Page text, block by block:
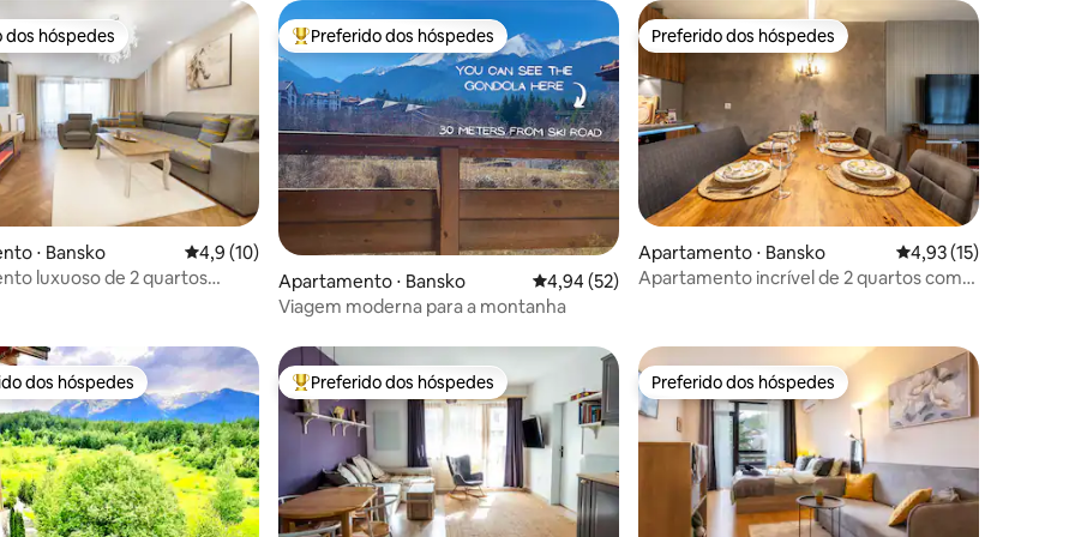
média de 5, 7 avaliações
dos hóspedes
dos hóspedes
⋅ Bansko 4,9 de uma avaliação média de 5, 10 avaliações
4,9 (10)
luxuoso de 2 quartos
Entre os melhores preferidos dos hóspedes
Preferido dos hóspedes
Apartamento ⋅ Bansko 4,94 de uma avaliação média de 5, 52 avaliações
4,94 (52)
Viagem moderna para a montanha
Preferido dos hóspedes
Preferido dos hóspedes
Apartamento ⋅ Bansko 4,93 de uma
4,93 (15)
Apartamento incrível de 2 quartos com
preferidos dos hóspedes
dos hóspedes Entre os melhores preferidos dos hóspedes
Preferido dos hóspedes Preferido dos hóspedes
Preferido dos hóspedes